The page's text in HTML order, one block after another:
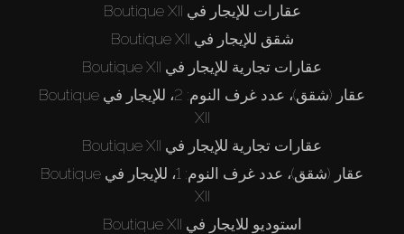
عقارات للإيجار في Boutique XII
شقق للإيجار في Boutique XII
عقارات تجارية للإيجار في Boutique XII
عقار (شقق)، عدد غرف النوم: 2، للإيجار في Boutique
XII
عقارات تجارية للإيجار في Boutique XII
عقار (شقق)، عدد غرف النوم: 1، للإيجار في Boutique
XII
استوديو للايجار في Boutique XII